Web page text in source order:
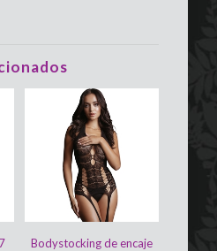
Bodystocking de encaje